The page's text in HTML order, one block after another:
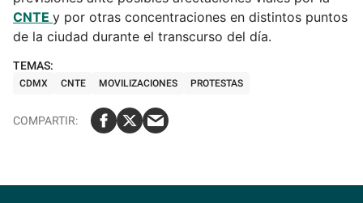
CNTE y por otras concentraciones en distintos puntos
de la ciudad durante el transcurso del día.
CDMX CNTE MOVILIZACIONES PROTESTAS